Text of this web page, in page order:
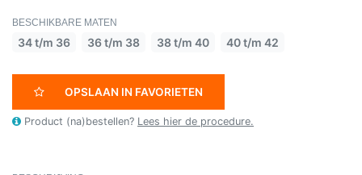
BESCHIKBARE MATEN
34 t/m 36 36 t/m 38 38 t/m 40 40 t/m 42
OPSLAAN IN FAVORIETEN
Product (na)bestellen? Lees hier de procedure.